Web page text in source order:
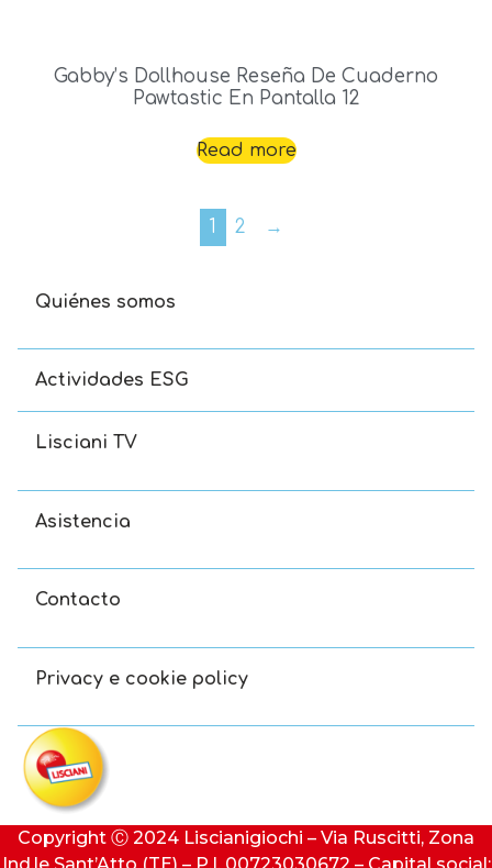
Gabby’s Dollhouse Reseña De Cuaderno
Pawtastic En Pantalla 12
Read more
1 2 →
Quiénes somos
Actividades ESG
Lisciani TV
Asistencia
Contacto
Privacy e cookie policy
Copyright Ⓒ 2024 Liscianigiochi – Via Ruscitti, Zona